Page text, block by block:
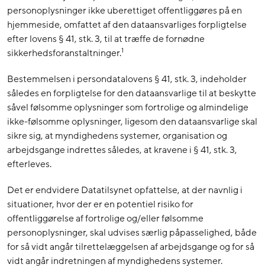
personoplysninger ikke uberettiget offentliggøres på en
hjemmeside, omfattet af den dataansvarliges forpligtelse
efter lovens § 41, stk. 3, til at træffe de fornødne
sikkerhedsforanstaltninger.1
Bestemmelsen i persondatalovens § 41, stk. 3, indeholder
således en forpligtelse for den dataansvarlige til at beskytte
såvel følsomme oplysninger som fortrolige og almindelige
ikke-følsomme oplysninger, ligesom den dataansvarlige skal
sikre sig, at myndighedens systemer, organisation og
arbejdsgange indrettes således, at kravene i § 41, stk. 3,
efterleves.
Det er endvidere Datatilsynet opfattelse, at der navnlig i
situationer, hvor der er en potentiel risiko for
offentliggørelse af fortrolige og/eller følsomme
personoplysninger, skal udvises særlig påpasselighed, både
for så vidt angår tilrettelæggelsen af arbejdsgange og for så
vidt angår indretningen af myndighedens systemer.